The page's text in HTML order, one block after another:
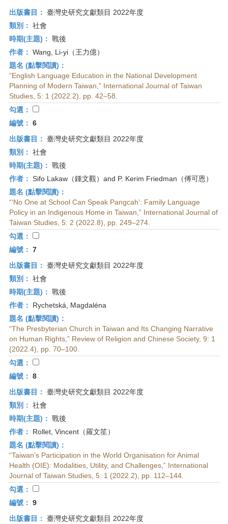
出版書目： 臺灣史研究文獻類目 2022年度
類別： 社會
時期(主題)： 戰後
作者： Wang, Li-yi（王力億）
題名 (點擊閱讀)：
“English Language Education in the National Development
Planning of Modern Taiwan,” International Journal of Taiwan
Studies, 5: 1 (2022.2), pp. 42–58.
勾選：
編號： 6
出版書目： 臺灣史研究文獻類目 2022年度
類別： 社會
時期(主題)： 戰後
作者： Sifo Lakaw（鍾文觀）and P. Kerim Friedman（傅可恩）
題名 (點擊閱讀)：
“‘No One at School Can Speak Pangcah’: Family Language
Policy in an Indigenous Home in Taiwan,” International Journal of
Taiwan Studies, 5: 2 (2022.8), pp. 249–274.
勾選：
編號： 7
出版書目： 臺灣史研究文獻類目 2022年度
類別： 社會
時期(主題)： 戰後
作者：
Rychetská, Magdaléna
題名 (點擊閱讀)：
“The Presbyterian Church in Taiwan and Its Changing Narrative
on Human Rights,” Review of Religion and Chinese Society, 9: 1
(2022.4), pp. 70–100.
勾選：
編號： 8
出版書目： 臺灣史研究文獻類目 2022年度
類別： 社會
時期(主題)： 戰後
作者：
Rollet, Vincent（羅文笙）
題名 (點擊閱讀)：
“Taiwan’s Participation in the World Organisation for Animal
Health (OIE): Modalities, Utility, and Challenges,” International
Journal of Taiwan Studies, 5: 1 (2022.2), pp. 112–144.
勾選：
編號： 9
出版書目： 臺灣史研究文獻類目 2022年度